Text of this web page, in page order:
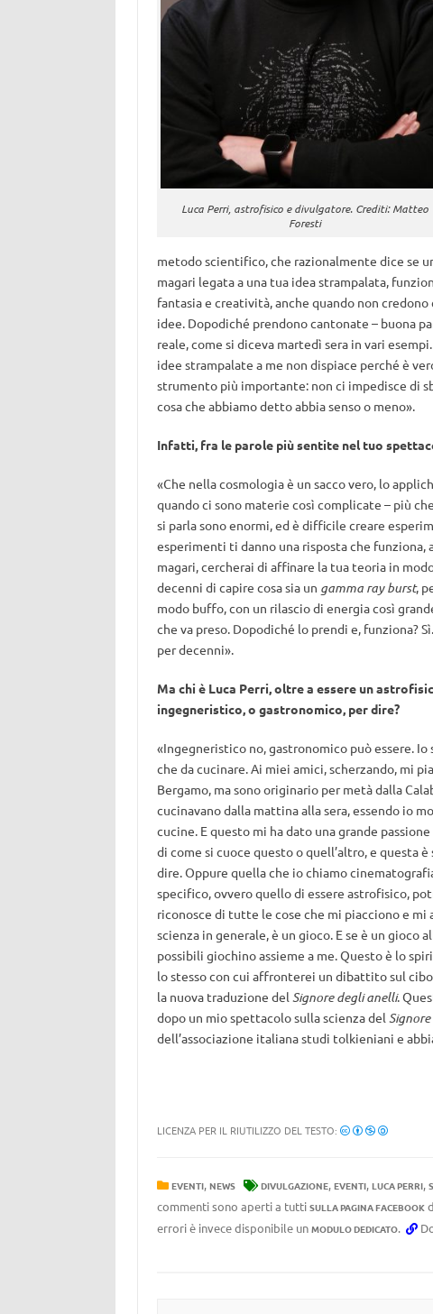
Luca Perri, astrofisico e divulgatore. Crediti: Matteo
Foresti
metodo scientifico, che razionalmente dice se
magari legata a una tua idea strampalata,
fantasia e creatività, anche quando non
idee. Dopodiché prendono cantonate – buona
reale, come si diceva martedì sera in vari
idee strampalate a me non dispiace perché è
strumento più importante: non ci impedisce di
cosa che abbiamo detto abbia senso o meno».
Infatti, fra le parole più sentite nel tuo
«Che nella cosmologia è un sacco vero, lo
quando ci sono materie così complicate – più
si parla sono enormi, ed è difficile creare
esperimenti ti danno una risposta che funziona,
magari, cercherai di affinare la tua teoria in
decenni di capire cosa sia un gamma ray burst,
modo buffo, con un rilascio di energia così
che va preso. Dopodiché lo prendi e, funziona?
per decenni».
Ma chi è Luca Perri, oltre a essere un
ingegneristico, o gastronomico, per dire?
«Ingegneristico no, gastronomico può essere. Io
che da cucinare. Ai miei amici, scherzando, mi
Bergamo, ma sono originario per metà dalla
cucinavano dalla mattina alla sera, essendo io
cucine. E questo mi ha dato una grande
di come si cuoce questo o quell’altro, e questa
dire. Oppure quella che io chiamo
specifico, ovvero quello di essere astrofisico,
riconosce di tutte le cose che mi piacciono e mi
scienza in generale, è un gioco. E se è un gioco
possibili giochino assieme a me. Questo è lo
lo stesso con cui affronterei un dibattito sul
la nuova traduzione del Signore degli anelli.
dopo un mio spettacolo sulla scienza del
dell’associazione italiana studi tolkieniani e
LICENZA PER IL RIUTILIZZO DEL TESTO:
EVENTI, NEWS DIVULGAZIONE, EVENTI, LUCA PERRI,
commenti sono aperti a tutti SULLA PAGINA FACEBOOK
errori è invece disponibile un MODULO DEDICATO.